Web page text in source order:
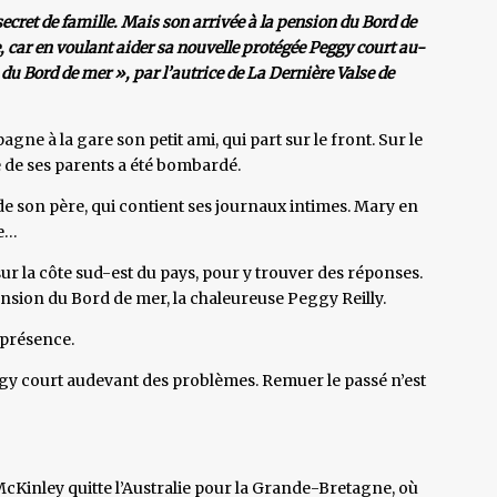
de famille. Mais son arrivée à la pension du Bord de
en voulant aider sa nouvelle protégée Peggy court au-
Bord de mer », par l’autrice de La Dernière Valse de
à la gare son petit ami, qui part sur le front. Sur le
ses parents a été bombardé.
son père, qui contient ses journaux intimes. Mary en
la côte sud-est du pays, pour y trouver des réponses.
du Bord de mer, la chaleureuse Peggy Reilly.
court audevant des problèmes. Remuer le passé n’est
quitte l’Australie pour la Grande-Bretagne, où